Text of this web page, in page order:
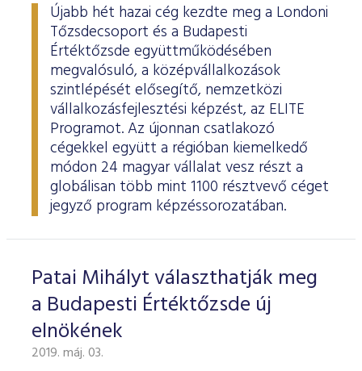
Újabb hét hazai cég kezdte meg a Londoni
Tőzsdecsoport és a Budapesti
Értéktőzsde együttműködésében
megvalósuló, a középvállalkozások
szintlépését elősegítő, nemzetközi
vállalkozásfejlesztési képzést, az ELITE
Programot. Az újonnan csatlakozó
cégekkel együtt a régióban kiemelkedő
módon 24 magyar vállalat vesz részt a
globálisan több mint 1100 résztvevő céget
jegyző program képzéssorozatában.
Patai Mihályt választhatják meg
a Budapesti Értéktőzsde új
elnökének
2019. máj. 03.